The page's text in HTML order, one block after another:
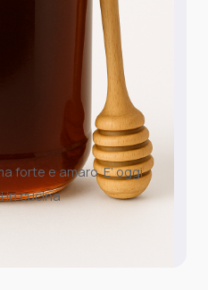
forte e amaro. E’ oggi
in cucina